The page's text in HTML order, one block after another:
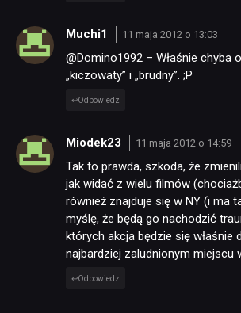
Muchi1 11 maja 2012 o 13:03
@Domino1992 – Właśnie chyba
„kiczowaty” i „brudny”. ;P
Odpowiedz
Miodek23 11 maja 2012 o 14:59
Tak to prawda, szkoda, że
jak widać z wielu filmów
również znajduje się w NY (i ma
myślę, że będą go nachodzić
których akcja będzie się właśnie
najbardziej zaludnionym miejscu
Odpowiedz